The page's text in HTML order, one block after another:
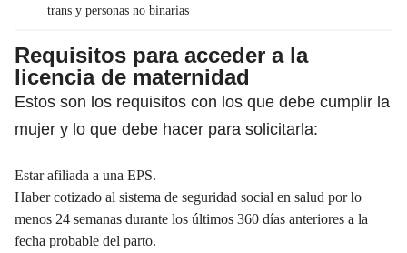
trans y personas no binarias
Requisitos para acceder a la
licencia de maternidad
Estos son los requisitos con los que debe cumplir la
mujer y lo que debe hacer para solicitarla:
Estar afiliada a una EPS.
Haber cotizado al sistema de seguridad social en salud por lo
menos 24 semanas durante los últimos 360 días anteriores a la
fecha probable del parto.